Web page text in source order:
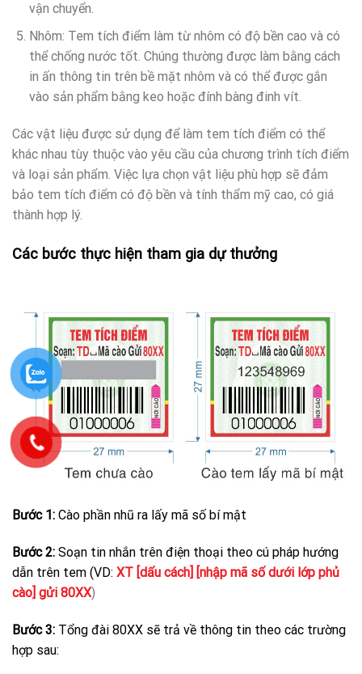
vận chuyển.
Nhôm: Tem tích điểm làm từ nhôm có độ bền cao và có
thể chống nước tốt. Chúng thường được làm bằng cách
in ấn thông tin trên bề mặt nhôm và có thể được gắn
vào sản phẩm bằng keo hoặc đính bàng đinh vít.
Các vật liệu được sử dụng để làm tem tích điểm có thể
khác nhau tùy thuộc vào yêu cầu của chương trình tích điểm
và loại sản phẩm. Việc lựa chọn vật liệu phù hợp sẽ đảm
bảo tem tích điểm có độ bền và tính thẩm mỹ cao, có giá
thành hợp lý.
Các bước thực hiện tham gia dự thưởng
Bước 1: Cào phần nhũ ra lấy mã số bí mật
Bước 2: Soạn tin nhắn trên điện thoại theo cú pháp hướng
dẫn trên tem (VD: XT [dấu cách] [nhập mã số dưới lớp phủ
cào] gửi 80XX)
Bước 3: Tổng đài 80XX sẽ trả về thông tin theo các trường
hợp sau: